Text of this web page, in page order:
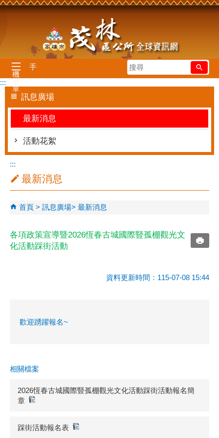
跳到主要內容區塊
搜
尋
手
機
單
:::
訊息廣場
最新消息
活動花絮
:::
最新消息
首頁 訊息廣場 最新消息
各項政策宣導暨2026恆春古城國際豎孤棚觀光文
化活動踩街活動
資料更新時間：115-07-08 15:44
歡迎踴躍報名~
相關檔案
2026恆春古城國際豎孤棚觀光文化活動踩街活動報名簡
章
踩街活動報名表